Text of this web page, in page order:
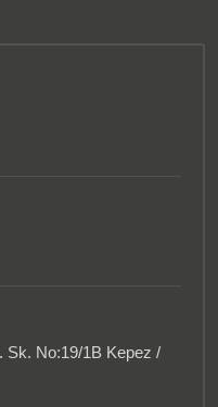
Sk. No:19/1B Kepez /